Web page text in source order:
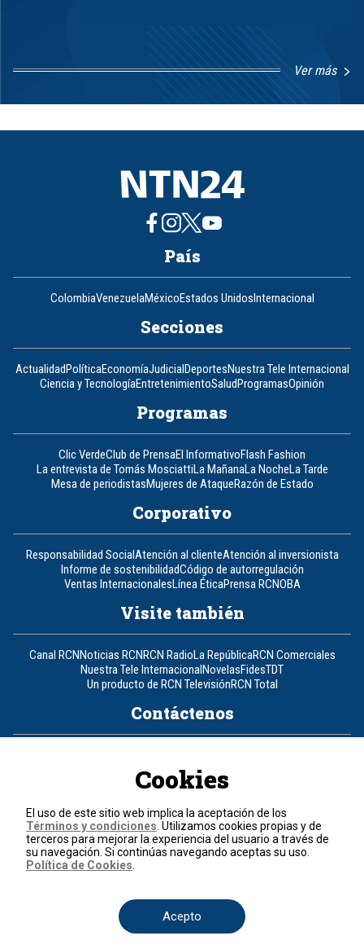
Ver más
8
País
ColombiaVenezuelaMéxicoEstados UnidosInternacional
Secciones
ActualidadPolíticaEconomíaJudicialDeportesNuestra Tele Internacional
Ciencia y TecnologíaEntretenimientoSaludProgramasOpinión
Programas
Clic VerdeClub de PrensaEl InformativoFlash Fashion
La entrevista de Tomás MosciattiLa MañanaLa NocheLa Tarde
Mesa de periodistasMujeres de AtaqueRazón de Estado
Corporativo
Responsabilidad SocialAtención al clienteAtención al inversionista
Informe de sostenibilidadCódigo de autorregulación
Ventas InternacionalesLínea ÉticaPrensa RCNOBA
Visite también
Canal RCNNoticias RCNRCN RadioLa RepúblicaRCN Comerciales
Nuestra Tele InternacionalNovelasFidesTDT
Un producto de RCN TelevisiónRCN Total
Contáctenos
Política de cookies
Términos y condiciones
© 2026, RCN Medios.
Todos los derechos reservados.
Cookies
El uso de este sitio web implica la aceptación de los
Términos y condiciones . Utilizamos cookies propias y de
terceros para mejorar la experiencia del usuario a través de
su navegación. Si continúas navegando aceptas su uso.
Política de Cookies
Acepto